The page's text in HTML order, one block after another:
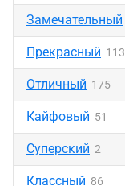
Замечательный
Прекрасный 113
Отличный 175
Кайфовый 51
Суперский 2
Классный 86